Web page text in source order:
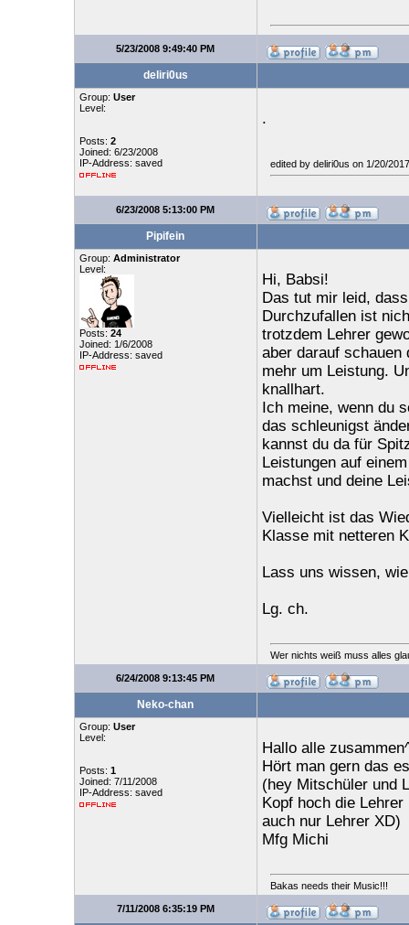
5/23/2008 9:49:40 PM
deliri0us
Group: User
Level:
Posts: 2
Joined: 6/23/2008
IP-Address: saved
.
edited by deliri0us on 1/20/
6/23/2008 5:13:00 PM
Pipifein
Group: Administrator
Level:
Posts: 24
Joined: 1/6/2008
IP-Address: saved
Hi, Babsi!
Das tut mir leid,
Durchzufallen ist
trotzdem Lehrer
aber darauf schauen
mehr um Leistung.
knallhart.
Ich meine, wenn du
das schleunigst
kannst du da für
Leistungen auf
machst und deine
Vielleicht ist das
Klasse mit netteren
Lass uns wissen,
Lg. ch.
Wer nichts weiß muss alles
6/24/2008 9:13:45 PM
Neko-chan
Group: User
Level:
Posts: 1
Joined: 7/11/2008
IP-Address: saved
Hallo alle
Hört man gern das
(hey Mitschüler und
Kopf hoch die
auch nur Lehrer XD)
Mfg Michi
Bakas needs their Music!!!
7/11/2008 6:35:19 PM